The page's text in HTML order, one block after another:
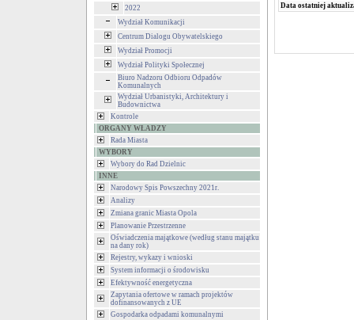
2022
Wydział Komunikacji
Centrum Dialogu Obywatelskiego
Wydział Promocji
Wydział Polityki Społecznej
Biuro Nadzoru Odbioru Odpadów
Komunalnych
Wydział Urbanistyki, Architektury i
Budownictwa
Kontrole
ORGANY WŁADZY
Rada Miasta
WYBORY
Wybory do Rad Dzielnic
INNE
Narodowy Spis Powszechny 2021r.
Analizy
Zmiana granic Miasta Opola
Planowanie Przestrzenne
Oświadczenia majątkowe (według stanu majątku
na dany rok)
Rejestry, wykazy i wnioski
System informacji o środowisku
Efektywność energetyczna
Zapytania ofertowe w ramach projektów
dofinansowanych z UE
Gospodarka odpadami komunalnymi
Data ostatniej